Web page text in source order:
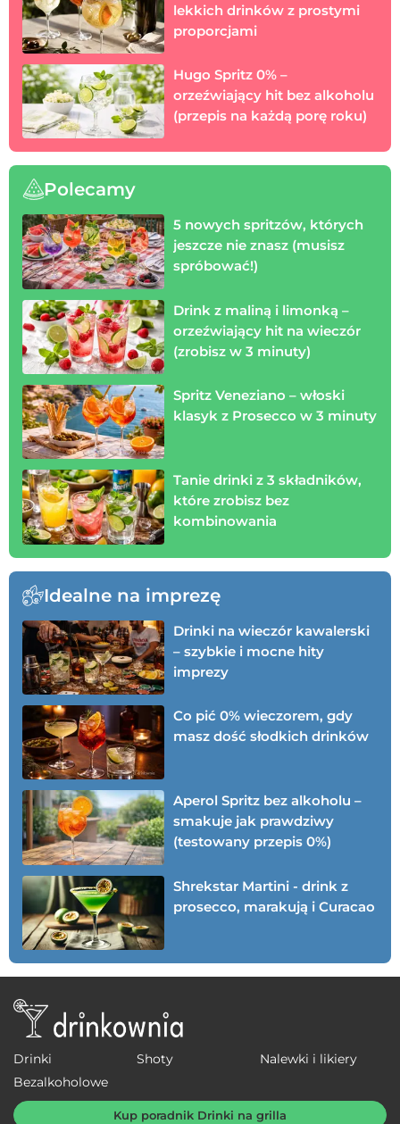
lekkich drinków z prostymi
proporcjami
Hugo Spritz 0% –
orzeźwiający hit bez alkoholu
(przepis na każdą porę roku)
Polecamy
5 nowych spritzów, których
jeszcze nie znasz (musisz
spróbować!)
Drink z maliną i limonką –
orzeźwiający hit na wieczór
(zrobisz w 3 minuty)
Spritz Veneziano – włoski
klasyk z Prosecco w 3 minuty
Tanie drinki z 3 składników,
które zrobisz bez
kombinowania
Idealne na imprezę
Drinki na wieczór kawalerski
– szybkie i mocne hity
imprezy
Co pić 0% wieczorem, gdy
masz dość słodkich drinków
Aperol Spritz bez alkoholu –
smakuje jak prawdziwy
(testowany przepis 0%)
Shrekstar Martini - drink z
prosecco, marakują i Curacao
Drinki Shoty
Nalewki i likiery
Bezalkoholowe
Kup poradnik Drinki na grilla